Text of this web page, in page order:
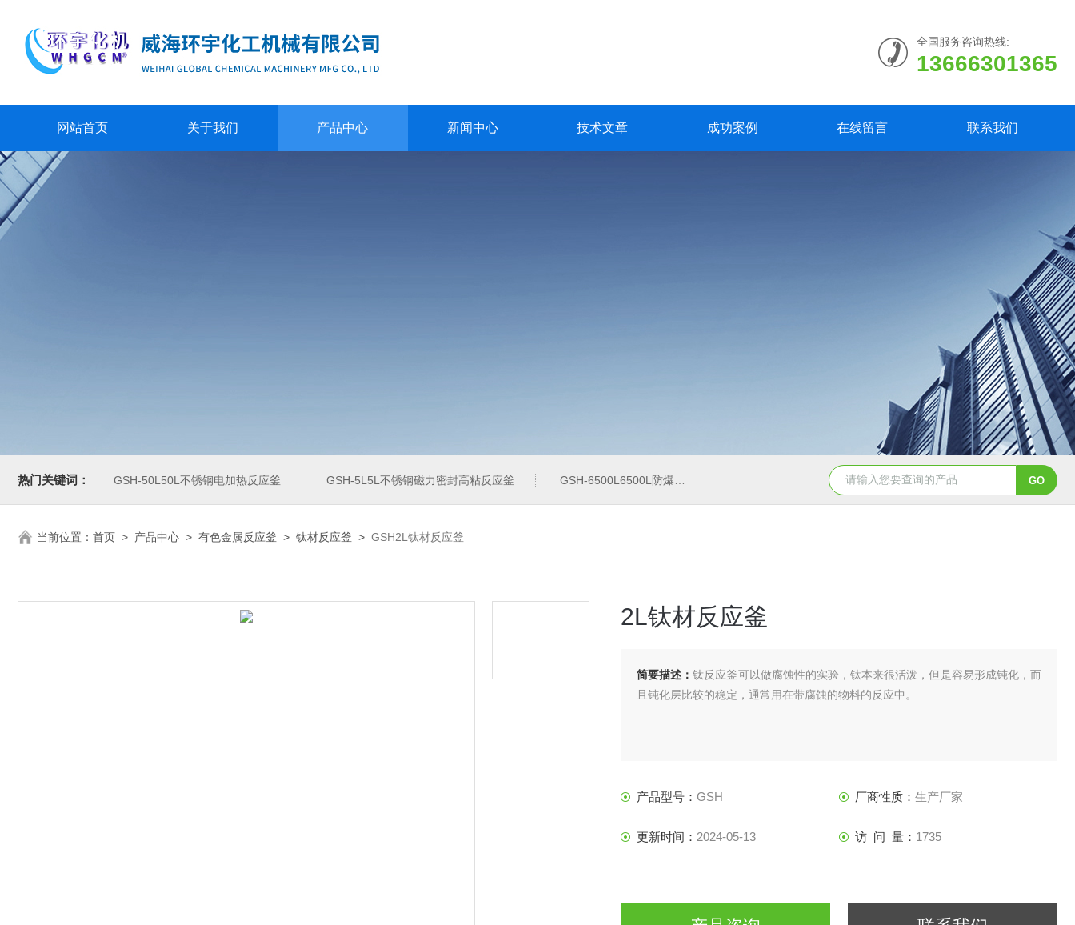
全国服务咨询热线:
13666301365
网站首页 关于我们 产品中心 新闻中心 技术文章 成功案例 在线留言 联系我们
热门关键词： GSH-50L50L不锈钢电加热反应釜 GSH-5L5L不锈钢磁力密封高粘反应釜 GSH-6500L6500L防爆加氢工业反应釜 GSH-0.5L0.5L不锈钢磁力密封聚酯反应釜
当前位置： 首页 > 产品中心 > 有色金属反应釜 > 钛材反应釜 > GSH2L钛材反应釜
2L钛材反应釜
简要描述：钛反应釜可以做腐蚀性的实验，钛本来很活泼，但是容易形成钝化，而
且钝化层比较的稳定，通常用在带腐蚀的物料的反应中。
产品型号： GSH 厂商性质： 生产厂家
更新时间： 2024-05-13 访 问 量： 1735